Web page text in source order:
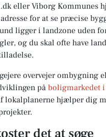
eller Viborg Kommunes
for at se præcise
ligger i landzone uden
og du skal ofte have
overvejer ombygning
på boligmarkedet
lokalplanerne hjælper dig
det at søge